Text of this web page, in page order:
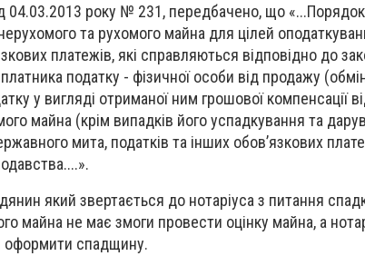
року № 231, передбачено, що «...Порядок
та рухомого майна для цілей
платежів, які справляються відповідно до
податку - фізичної особи від продажу
у вигляді отриманої ним грошової компенсації
майна (крім випадків його успадкування та
мита, податків та інших обов’язкових
який звертається до нотаріуса з питання
майна не має змоги провести оцінку майна, а
оформити спадщину.